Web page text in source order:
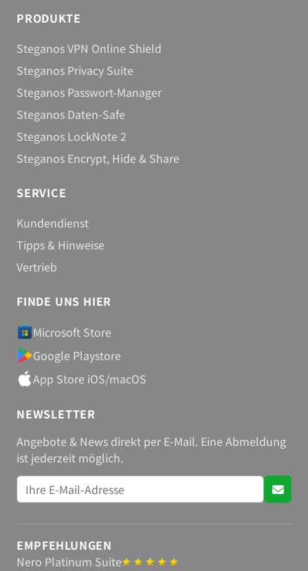
PRODUKTE
Steganos VPN Online Shield
Steganos Privacy Suite
Steganos Passwort-Manager
Steganos Daten-Safe
Steganos LockNote 2
Steganos Encrypt, Hide & Share
SERVICE
Kundendienst
Tipps & Hinweise
Vertrieb
FINDE UNS HIER
Microsoft Store
Google Playstore
App Store iOS/macOS
NEWSLETTER
Angebote & News direkt per E-Mail. Eine Abmeldung
ist jederzeit möglich.
EMPFEHLUNGEN
Nero Platinum Suite